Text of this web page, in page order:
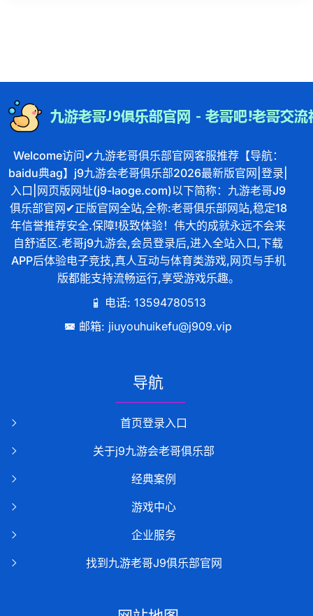
Welcome访问✔九游老哥俱乐部官网客服推荐【导航：
baidu典ag】j9九游会老哥俱乐部2026最新版官网|登录|
入口|网页版网址(j9-laoge.com)以下简称：九游老哥J9
俱乐部官网✔正版官网全站,全称:老哥俱乐部网站,稳定18
年信誉推荐安全.保障!极致体验！伟大的成就永远不会来
自舒适区.老哥j9九游会,会员登录后,进入全站入口,下载
APP后体验电子竞技,真人互动与体育类游戏,网页与手机
版都能支持流畅运行,享受游戏乐趣。
电话: 13594780513
邮箱: jiuyouhuikefu@j909.vip
导航
首页登录入口
关于j9九游会老哥俱乐部
经典案例
游戏中心
企业服务
找到九游老哥J9俱乐部官网